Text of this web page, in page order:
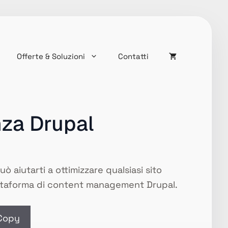
Offerte & Soluzioni Contatti
Drupal
aiutarti a ottimizzare qualsiasi sito
di content management Drupal.